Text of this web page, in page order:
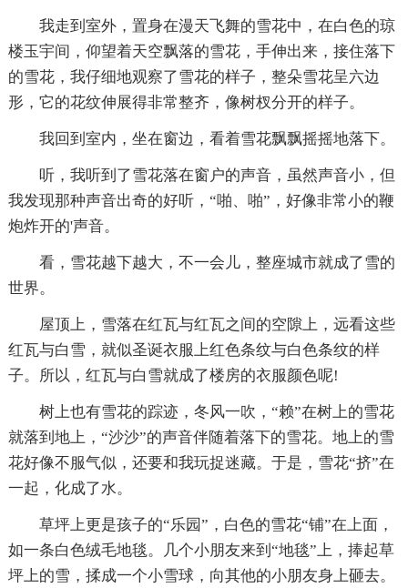
我走到室外，置身在漫天飞舞的雪花中，在白色的琼
楼玉宇间，仰望着天空飘落的雪花，手伸出来，接住落下
的雪花，我仔细地观察了雪花的样子，整朵雪花呈六边
形，它的花纹伸展得非常整齐，像树杈分开的样子。
我回到室内，坐在窗边，看着雪花飘飘摇摇地落下。
听，我听到了雪花落在窗户的声音，虽然声音小，但
我发现那种声音出奇的好听，“啪、啪”，好像非常小的鞭
炮炸开的'声音。
看，雪花越下越大，不一会儿，整座城市就成了雪的
世界。
屋顶上，雪落在红瓦与红瓦之间的空隙上，远看这些
红瓦与白雪，就似圣诞衣服上红色条纹与白色条纹的样
子。所以，红瓦与白雪就成了楼房的衣服颜色呢!
树上也有雪花的踪迹，冬风一吹，“赖”在树上的雪花
就落到地上，“沙沙”的声音伴随着落下的雪花。地上的雪
花好像不服气似，还要和我玩捉迷藏。于是，雪花“挤”在
一起，化成了水。
草坪上更是孩子的“乐园”，白色的雪花“铺”在上面，
如一条白色绒毛地毯。几个小朋友来到“地毯”上，捧起草
坪上的雪，揉成一个小雪球，向其他的小朋友身上砸去。